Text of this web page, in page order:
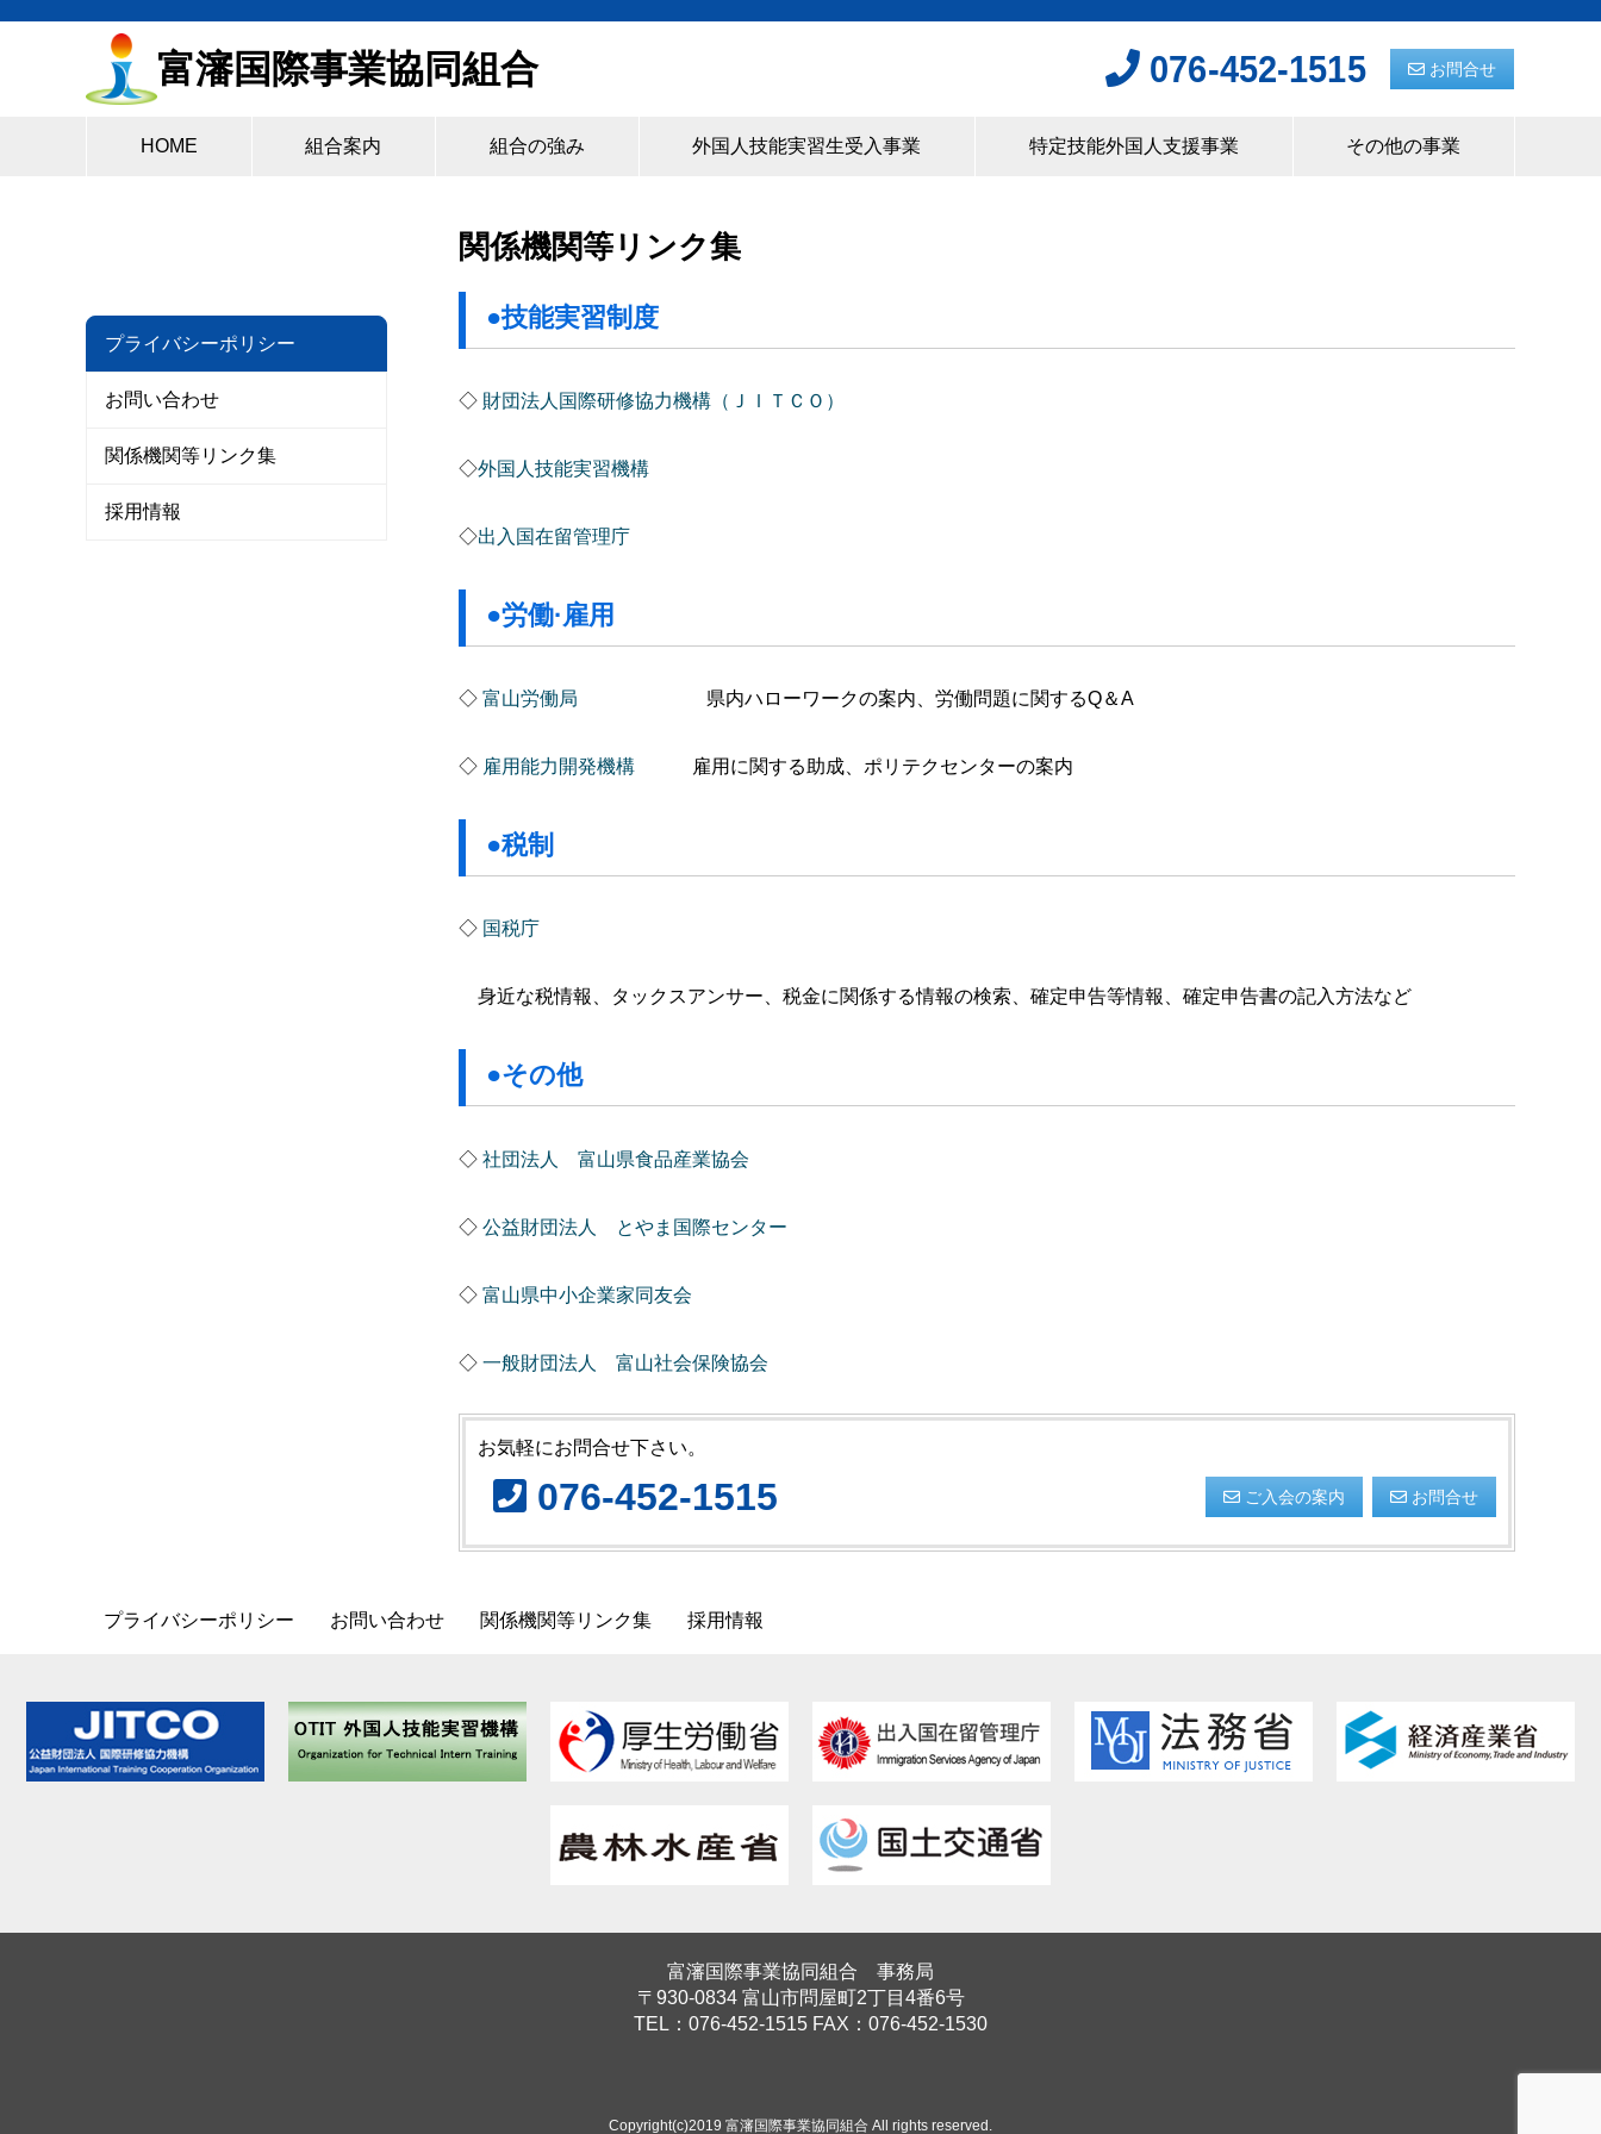
富瀋国際事業協同組合 076-452-1515 お問合せ
HOME 組合案内 組合の強み 外国人技能実習生受入事業 特定技能外国人支援事業 その他の事業
関係機関等リンク集
●技能実習制度
◇ 財団法人国際研修協力機構（ＪＩＴＣＯ）
◇外国人技能実習機構
◇出入国在留管理庁
●労働·雇用
◇ 富山労働局 県内ハローワークの案内、労働問題に関するQ＆A
◇ 雇用能力開発機構雇用に関する助成、ポリテクセンターの案内
●税制
◇ 国税庁
身近な税情報、タックスアンサー、税金に関係する情報の検索、確定申告等情報、確定申告書の記入方法など
●その他
◇ 社団法人 富山県食品産業協会
◇ 公益財団法人 とやま国際センター
◇ 富山県中小企業家同友会
◇ 一般財団法人 富山社会保険協会
お気軽にお問合せ下さい。
076-452-1515 ご入会の案内 お問合せ
プライバシーポリシー
お問い合わせ
関係機関等リンク集
採用情報
プライバシーポリシー お問い合わせ 関係機関等リンク集 採用情報
富瀋国際事業協同組合 事務局
〒930-0834 富山市問屋町2丁目4番6号
TEL：076-452-1515 FAX：076-452-1530
Copyright(c)2019 富瀋国際事業協同組合 All rights reserved.